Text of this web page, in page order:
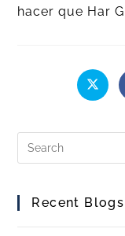
hacer que Har
Recent Blogs